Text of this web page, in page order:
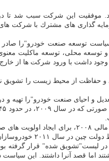
كرد. موفقیت این شركت سبب
توسعه صنعت
محلی، توسعه ماكلیت معنوی
داشت با ورود شركت ها از
از دیگر برنامه های چینی ها برای رشد و توسعه صنعت
چارچوب چهار طبقه تقسیم
قصد آنرا داشتند. این